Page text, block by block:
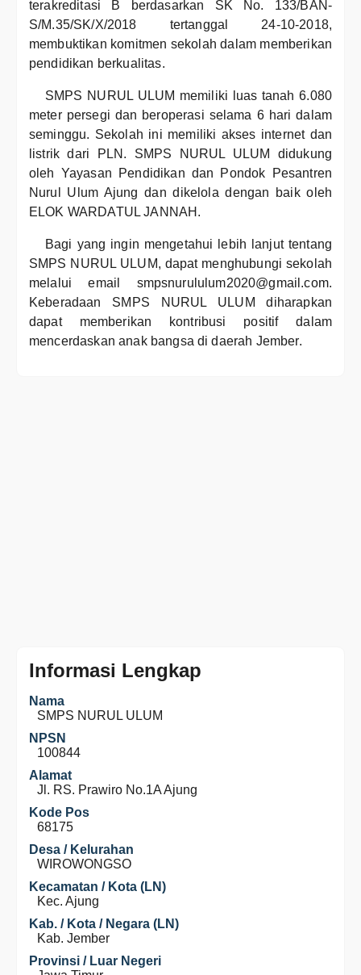
terakreditasi B berdasarkan SK No. 133/BAN-
S/M.35/SK/X/2018 tertanggal 24-10-2018,
membuktikan komitmen sekolah dalam memberikan
pendidikan berkualitas.
SMPS NURUL ULUM memiliki luas tanah 6.080
meter persegi dan beroperasi selama 6 hari dalam
seminggu. Sekolah ini memiliki akses internet dan
listrik dari PLN. SMPS NURUL ULUM didukung
oleh Yayasan Pendidikan dan Pondok Pesantren
Nurul Ulum Ajung dan dikelola dengan baik oleh
ELOK WARDATUL JANNAH.
Bagi yang ingin mengetahui lebih lanjut tentang
SMPS NURUL ULUM, dapat menghubungi sekolah
melalui email smpsnurululum2020@gmail.com.
Keberadaan SMPS NURUL ULUM diharapkan
dapat memberikan kontribusi positif dalam
mencerdaskan anak bangsa di daerah Jember.
Informasi Lengkap
Nama
SMPS NURUL ULUM
NPSN
100844
Alamat
Jl. RS. Prawiro No.1A Ajung
Kode Pos
68175
Desa / Kelurahan
WIROWONGSO
Kecamatan / Kota (LN)
Kec. Ajung
Kab. / Kota / Negara (LN)
Kab. Jember
Provinsi / Luar Negeri